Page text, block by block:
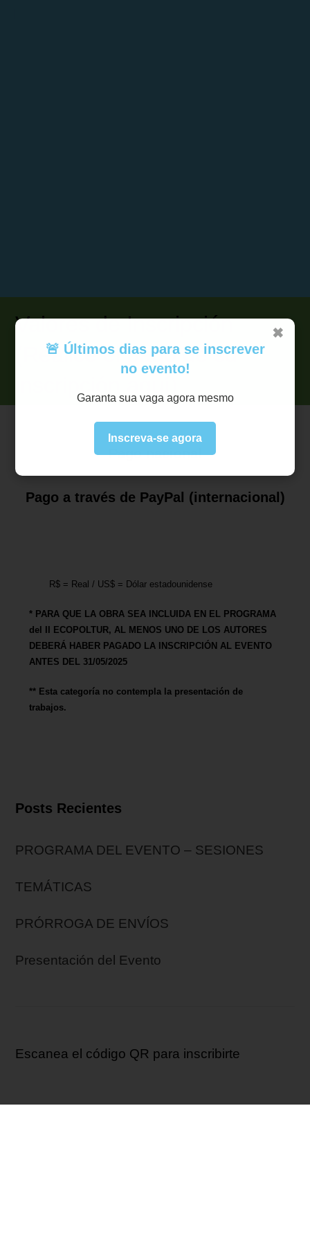
✖
🚨 Últimos dias para se inscrever
no evento!
Garanta sua vaga agora mesmo
Inscreva-se agora
Valores de Inscripción
(Realice el pago de su
Pago nacional
Pago a través de PayPal (internacional)
R$ = Real / US$ = Dólar estadounidense
* PARA QUE LA OBRA SEA INCLUIDA EN EL PROGRAMA
del II ECOPOLTUR, AL MENOS UNO DE LOS AUTORES
DEBERÁ HABER PAGADO LA INSCRIPCIÓN AL EVENTO
ANTES DEL 31/05/2025
** Esta categoría no contempla la presentación de
trabajos.
Posts Recientes
PROGRAMA DEL EVENTO – SESIONES
TEMÁTICAS
PRÓRROGA DE ENVÍOS
Presentación del Evento
Escanea el código QR para inscribirte